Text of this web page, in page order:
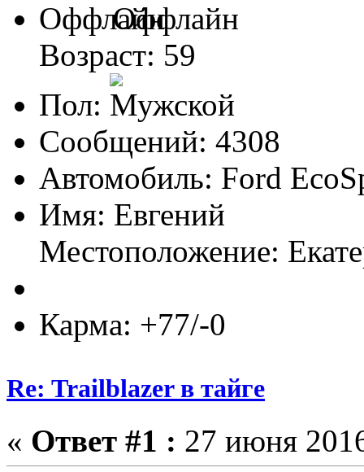
Оффлайн
Возраст: 59
Пол:
Сообщений: 4308
Автомобиль: Ford
Имя: Евгений
Местоположение:
Карма: +77/-0
Re: Trailblazer в тайге
« Ответ #1 : 27 июня